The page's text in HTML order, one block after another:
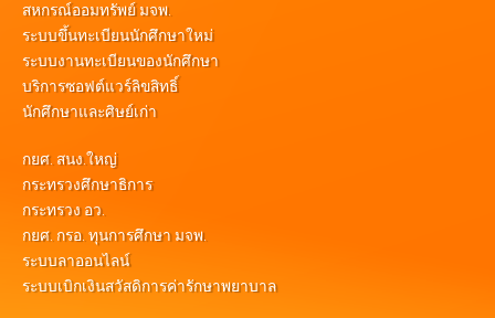
สหกรณ์ออมทรัพย์ มจพ.
ระบบขึ้นทะเบียนนักศึกษาใหม่
ระบบงานทะเบียนของนักศึกษา
บริการซอฟต์แวร์ลิขสิทธิ์
นักศึกษาและศิษย์เก่า
กยศ. สนง.ใหญ่
กระทรวงศึกษาธิการ
กระทรวง อว.
กยศ. กรอ. ทุนการศึกษา มจพ.
ระบบลาออนไลน์
ระบบเบิกเงินสวัสดิการค่ารักษาพยาบาล